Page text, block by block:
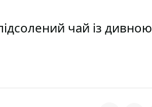
чай із дивною